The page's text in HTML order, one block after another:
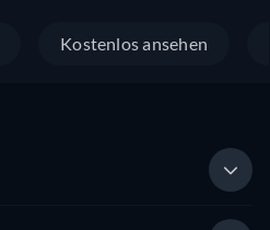
Kostenlos ansehen